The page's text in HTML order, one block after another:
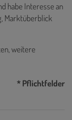
habe Interesse an
Marktüberblick
weitere
* Pflichtfelder